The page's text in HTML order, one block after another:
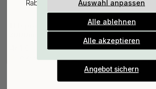
LED-profil Systema D-M -
2000mm - Mattschwarz
679 €
Auswahl anpassen
Alle ablehnen
Alle akzeptieren
Rabatt auf den günstigsten Artikel
plus Inspiration und exklusive
Gültig bis zum 31. August
Angebot sichern